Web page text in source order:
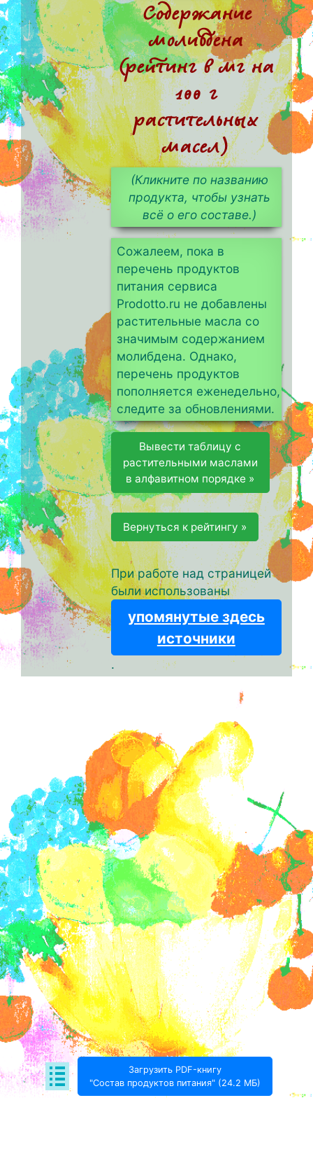
Содержание
молибдена
(рейтинг в мг на
100 г
растительных
масел)
(Кликните по названию
продукта, чтобы узнать
всё о его составе.)
Сожалеем, пока в
перечень продуктов
питания сервиса
Prodotto.ru не добавлены
растительные масла со
значимым содержанием
молибдена. Однако,
перечень продуктов
пополняется еженедельно,
следите за обновлениями.
Вывести таблицу с
растительными маслами
в алфавитном порядке »
Вернуться к рейтингу »
При работе над страницей
были использованы
упомянутые здесь
источники
.
Загрузить PDF-книгу
"Состав продуктов питания" (24.2 МБ)